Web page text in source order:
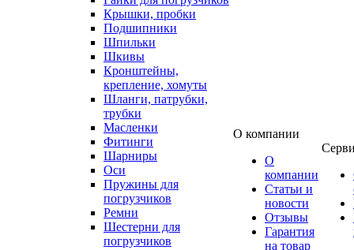
Крышки, пробки
Подшипники
Шпильки
Шкивы
Кронштейны,
крепление, хомуты
Шланги, патрубки,
трубки
Масленки
Фитинги
Шарниры
Оси
Пружины для
погрузчиков
Ремни
Шестерни для
погрузчиков
О компании
О
компании
Статьи и
новости
Отзывы
Гарантия
на товар